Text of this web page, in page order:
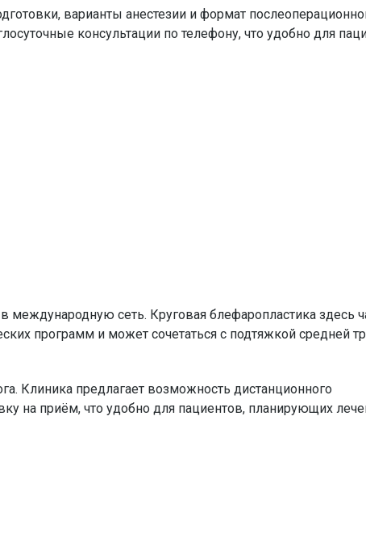
варианты анестезии и формат
консультации по телефону, что удобно для
сеть. Круговая блефаропластика здесь
программ и может сочетаться с подтяжкой средней
Клиника предлагает возможность дистанционного
на приём, что удобно для пациентов, планирующих